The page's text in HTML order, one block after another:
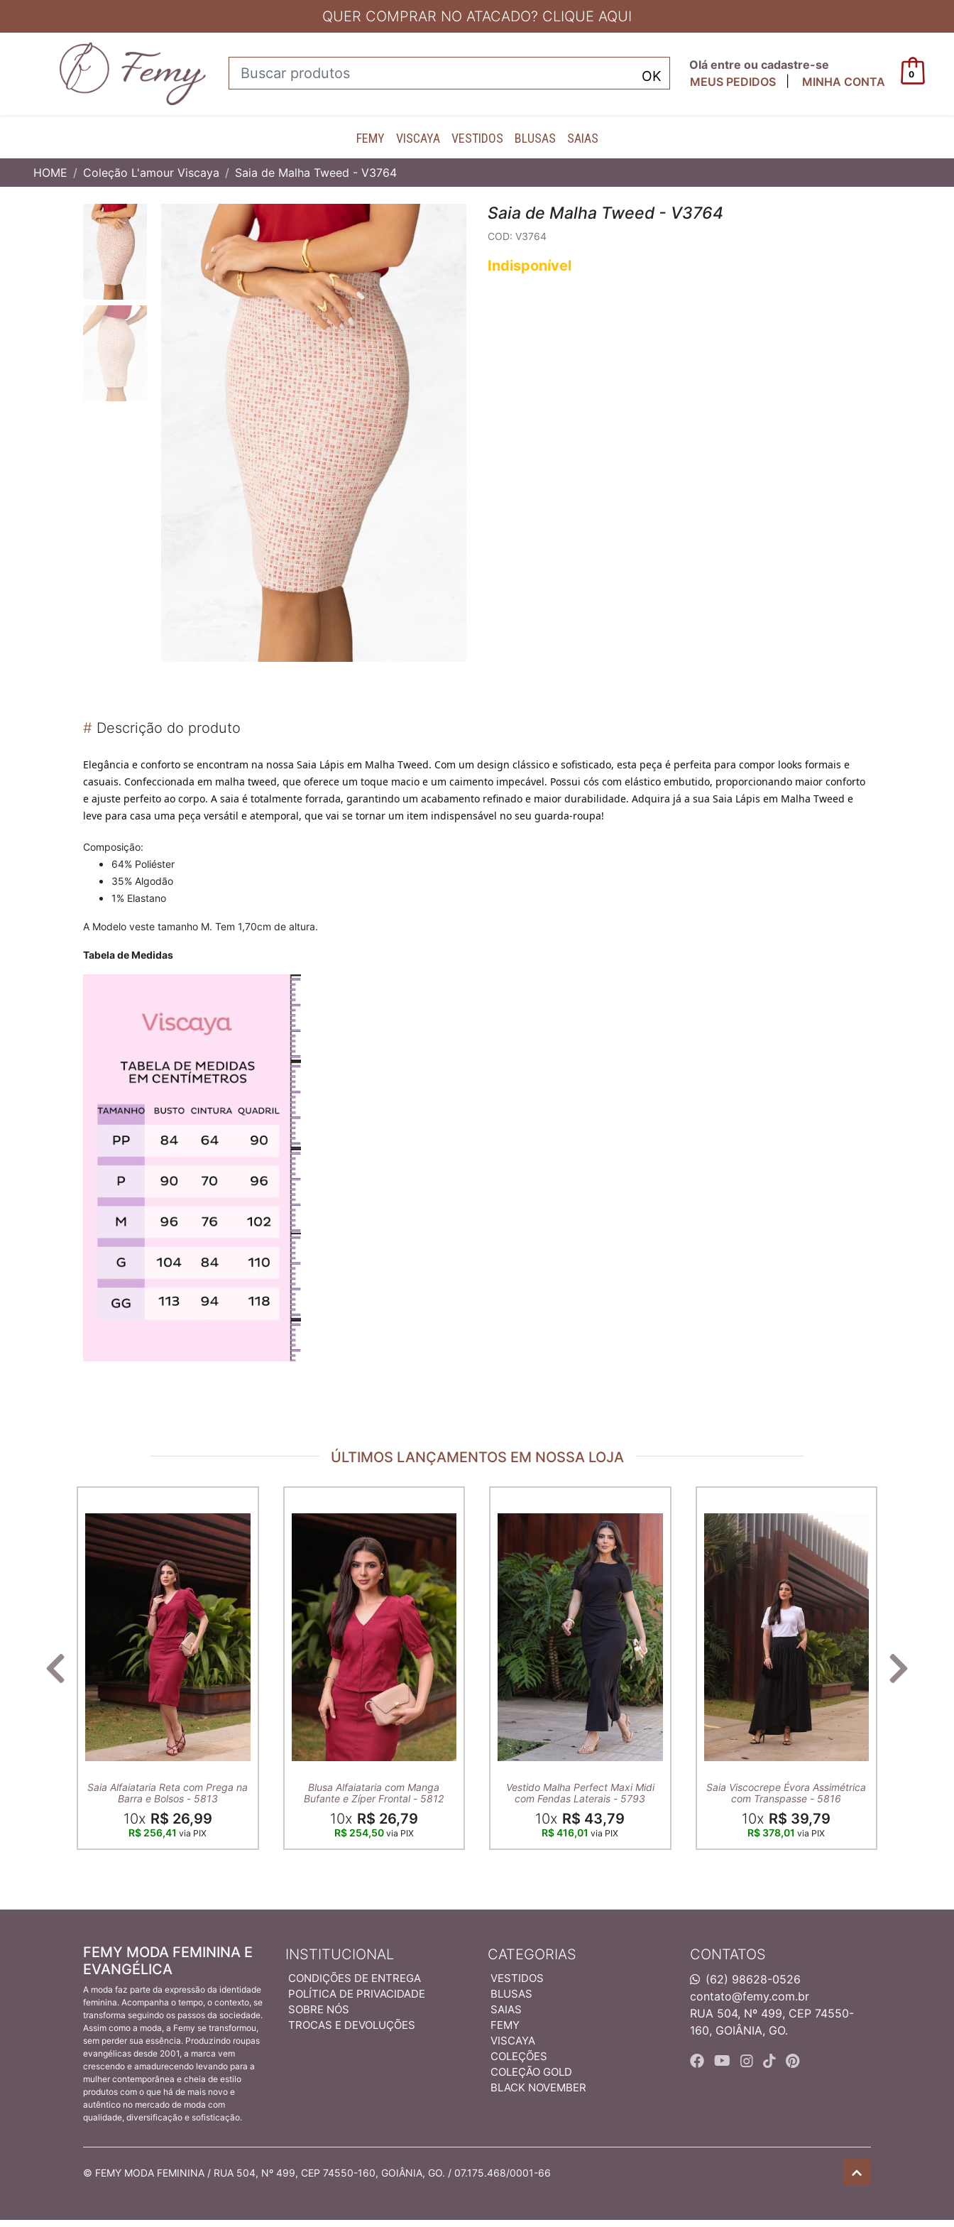
QUER COMPRAR NO ATACADO? CLIQUE AQUI
Olá entre ou cadastre-se
MEUS PEDIDOS
MINHA CONTA
0
FEMY VISCAYA VESTIDOS BLUSAS SAIAS
HOME Coleção L'amour Viscaya Saia de Malha Tweed - V3764
Saia de Malha Tweed - V3764
COD: V3764
Indisponível
# Descrição do produto
Elegância e conforto se encontram na nossa Saia Lápis em Malha Tweed. Com um design clássico e sofisticado, esta peça é perfeita para compor looks formais e
casuais. Confeccionada em malha tweed, que oferece um toque macio e um caimento impecável. Possui cós com elástico embutido, proporcionando maior conforto
e ajuste perfeito ao corpo. A saia é totalmente forrada, garantindo um acabamento refinado e maior durabilidade. Adquira já a sua Saia Lápis em Malha Tweed e
leve para casa uma peça versátil e atemporal, que vai se tornar um item indispensável no seu guarda-roupa!
Composição:
64% Poliéster
35% Algodão
1% Elastano
A Modelo veste tamanho M. Tem 1,70cm de altura.
Tabela de Medidas
ÚLTIMOS LANÇAMENTOS EM NOSSA LOJA
Saia Alfaiataria Reta com Prega na
Barra e Bolsos - 5813
10x R$ 26,99
R$ 256,41via PIX
Blusa Alfaiataria com Manga
Bufante e Zíper Frontal - 5812
10x R$ 26,79
R$ 254,50 via PIX
Vestido Malha Perfect Maxi Midi
com Fendas Laterais - 5793
10x R$ 43,79
R$ 416,01via PIX
Saia Viscocrepe Évora Assimétrica
com Transpasse - 5816
10x R$ 39,79
R$ 378,01via PIX
CONTATOS
(62) 98628-0526
contato@femy.com.br
RUA 504, Nº 499, CEP 74550-
160, GOIÂNIA, GO.
INSTITUCIONAL
CONDIÇÕES DE ENTREGA
POLÍTICA DE PRIVACIDADE
SOBRE NÓS
TROCAS E DEVOLUÇÕES
CATEGORIAS
VESTIDOS
BLUSAS
SAIAS
FEMY
VISCAYA
COLEÇÕES
COLEÇÃO GOLD
BLACK NOVEMBER
FEMY MODA FEMININA E
EVANGÉLICA
A moda faz parte da expressão da identidade
feminina. Acompanha o tempo, o contexto, se
transforma seguindo os passos da sociedade.
Assim como a moda, a Femy se transformou,
sem perder sua essência. Produzindo roupas
evangélicas desde 2001, a marca vem
crescendo e amadurecendo levando para a
mulher contemporânea e cheia de estilo
produtos com o que há de mais novo e
autêntico no mercado de moda com
qualidade, diversificação e sofisticação.
© FEMY MODA FEMININA / RUA 504, Nº 499, CEP 74550-160, GOIÂNIA, GO. / 07.175.468/0001-66